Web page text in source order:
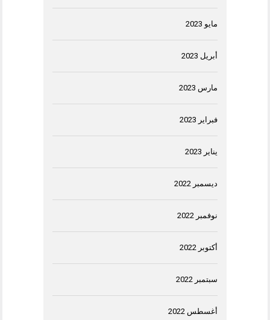
مايو 2023
أبريل 2023
مارس 2023
فبراير 2023
يناير 2023
ديسمبر 2022
نوفمبر 2022
أكتوبر 2022
سبتمبر 2022
أغسطس 2022